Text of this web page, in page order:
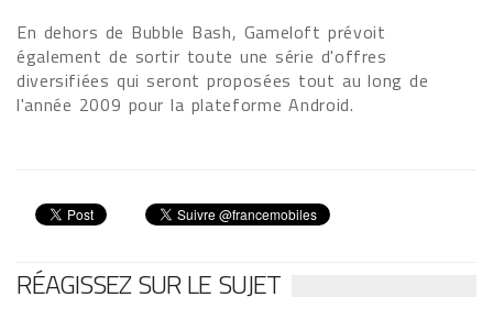
En dehors de Bubble Bash, Gameloft prévoit
également de sortir toute une série d'offres
diversifiées qui seront proposées tout au long de
l'année 2009 pour la plateforme Android.
RÉAGISSEZ SUR LE SUJET